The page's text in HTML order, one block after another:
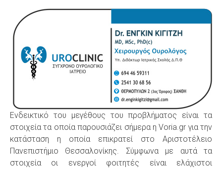
Ενδεικτικό του μεγέθους του προβλήματος είναι τα
στοιχεία τα οποία παρουσιάζει σήμερα η Voria.gr για την
κατάσταση η οποία επικρατεί στο Αριστοτέλειο
Πανεπιστήμιο Θεσσαλονίκης. Σύμφωνα με αυτά τα
στοιχεία οι ενεργοί φοιτητές είναι ελάχιστοι